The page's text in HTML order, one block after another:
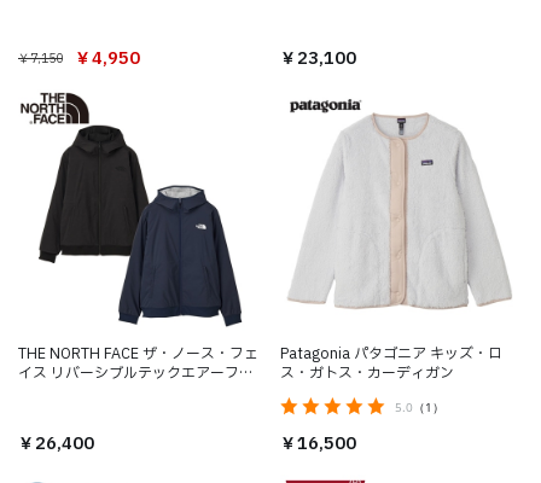
￥7,150 ￥4,950 ￥23,100
THE NORTH FACE ザ・ノース・フェ
イス リバーシブルテックエアーフー
￥26,400
Patagonia パタゴニア キッズ・ロ
ス・ガトス・カーディガン
5.0 （1）
￥16,500